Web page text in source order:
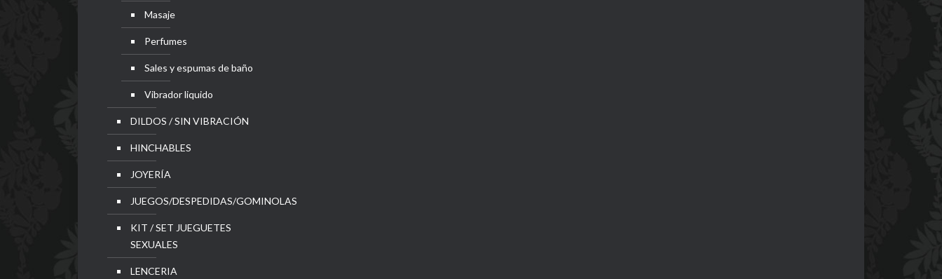
Masaje
Perfumes
Sales y espumas de baño
Vibrador liquido
DILDOS / SIN VIBRACIÓN
HINCHABLES
JOYERÍA
JUEGOS/DESPEDIDAS/GOMINOLAS
KIT / SET JUEGUETES
SEXUALES
LENCERIA